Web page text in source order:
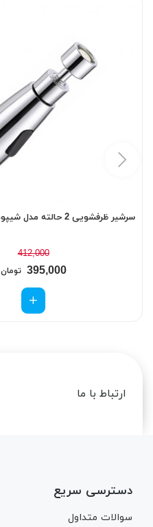
سرشیر ظرفشویی 2 حالته مدل شیپوری 360 درجه
412,000
395,000 تومان
ارتباط با ما
دسترسی سریع
سوالات متداول